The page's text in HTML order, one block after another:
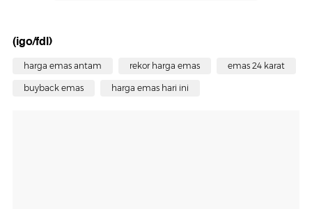
(igo/fdl)
harga emas antam rekor harga emas emas 24 karat
buyback emas harga emas hari ini